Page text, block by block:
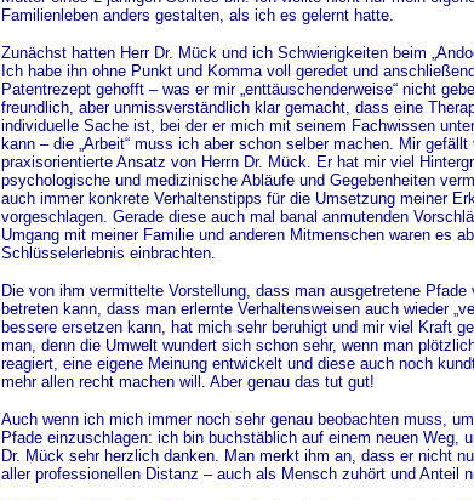
Familienleben anders gestalten, als ich es gelernt hatte.
Zunächst hatten Herr Dr. Mück und ich Schwierigkeiten beim
Ich habe ihn ohne Punkt und Komma voll geredet und
Patentrezept gehofft – was er mir „enttäuschenderweise“ nicht
freundlich, aber unmissverständlich klar gemacht, dass eine
individuelle Sache ist, bei der er mich mit seinem Fachwissen
kann – die „Arbeit“ muss ich aber schon selber machen. Mir gefällt
praxisorientierte Ansatz von Herrn Dr. Mück. Er hat mir viel
psychologische und medizinische Abläufe und Gegebenheiten
auch immer konkrete Verhaltenstipps für die Umsetzung meiner
vorgeschlagen. Gerade diese auch mal banal anmutenden
Umgang mit meiner Familie und anderen Mitmenschen waren es
Schlüsselerlebnis einbrachten.
Die von ihm vermittelte Vorstellung, dass man ausgetretene Pfade
betreten kann, dass man erlernte Verhaltensweisen auch wieder
bessere ersetzen kann, hat mich sehr beruhigt und mir viel Kraft
man, denn die Umwelt wundert sich schon sehr, wenn man
reagiert, eine eigene Meinung entwickelt und diese auch noch
mehr allen recht machen will. Aber genau das tut gut!
Auch wenn ich mich immer noch sehr genau beobachten muss,
Pfade einzuschlagen: ich bin buchstäblich auf einem neuen Weg,
Dr. Mück sehr herzlich danken. Man merkt ihm an, dass er nicht
aller professionellen Distanz – auch als Mensch zuhört und Anteil